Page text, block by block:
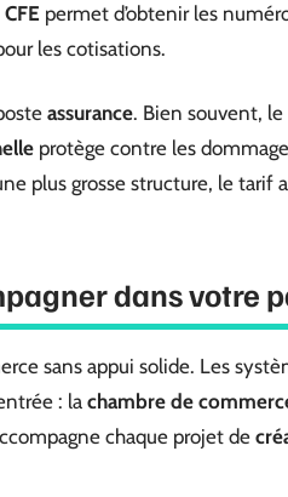
CFE permet d’obtenir les
les cotisations.
assurance. Bien souvent, le
protège contre les
plus grosse structure, le
dans votre
sans appui solide. Les
: la chambre de
chaque projet de